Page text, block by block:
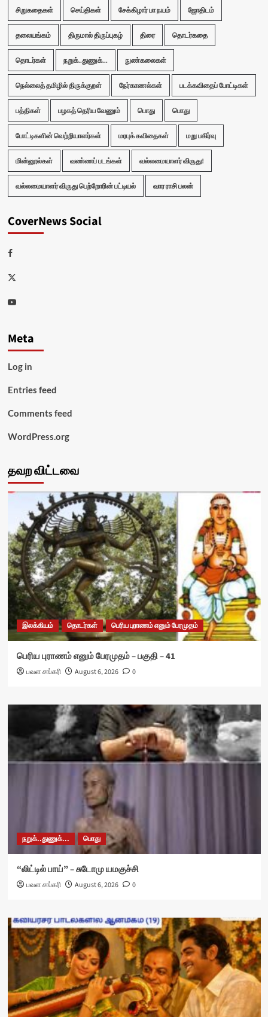
சிறுகதைகள் செய்திகள் சேக்கிழார் பா நயம் ஜோதிடம்
தலையங்கம் திருமால் திருப்புகழ் திரை தொடர்கதை
தொடர்கள் நறுக்..துணுக்... நுண்கலைகள்
நெல்லைத் தமிழில் திருக்குறள் நேர்காணல்கள் படக்கவிதைப் போட்டிகள்
பத்திகள் பழகத் தெரிய வேணும் பொது பொது
போட்டிகளின் வெற்றியாளர்கள் மரபுக் கவிதைகள் மறு பகிர்வு
மின்னூல்கள் வண்ணப் படங்கள் வல்லமையாளர் விருது!
வல்லமையாளர் விருது பெற்றோரின் பட்டியல் வார ராசி பலன்
CoverNews Social
Facebook
Twitter
Youtube
Meta
Log in
Entries feed
Comments feed
WordPress.org
தவற விட்டவை
இலக்கியம் தொடர்கள் பெரிய புராணம் எனும் பேரமுதம்
பெரிய புராணம் எனும் பேரமுதம் – பகுதி – 41
பவள சங்கரி August 6, 2026 0
நறுக்..துணுக்... பொது
“லிட்டில் பாய்” – சுடோமு யமகுச்சி
பவள சங்கரி August 6, 2026 0